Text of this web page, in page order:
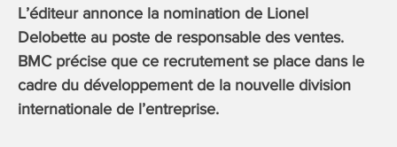
L’éditeur annonce la nomination de Lionel
Delobette au poste de responsable des ventes.
BMC précise que ce recrutement se place dans le
cadre du développement de la nouvelle division
internationale de l’entreprise.